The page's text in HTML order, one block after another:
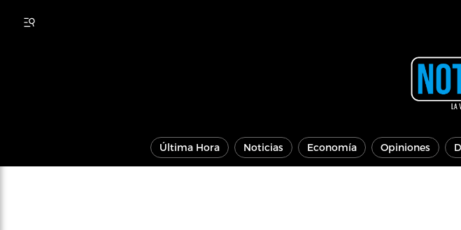
Última Hora Noticias Economía Opiniones